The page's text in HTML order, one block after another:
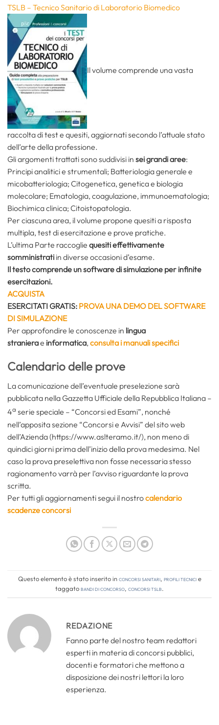
TSLB – Tecnico Sanitario di Laboratorio Biomedico
Il volume comprende una vasta
raccolta di test e quesiti, aggiornati secondo l’attuale stato
dell’arte della professione.
Gli argomenti trattati sono suddivisi in sei grandi aree:
Principi analitici e strumentali; Batteriologia generale e
micobatteriologia; Citogenetica, genetica e biologia
molecolare; Ematologia, coagulazione, immunoematologia;
Biochimica clinica; Citoistopatologia.
Per ciascuna area, il volume propone quesiti a risposta
multipla, test di esercitazione e prove pratiche.
L’ultima Parte raccoglie quesiti effettivamente
somministrati in diverse occasioni d’esame.
Il testo comprende un software di simulazione per infinite
esercitazioni.
ACQUISTA
ESERCITATI GRATIS: PROVA UNA DEMO DEL SOFTWARE
DI SIMULAZIONE
Per approfondire le conoscenze in lingua
stranierae informatica, consulta i manuali specifici
Calendario delle prove
La comunicazione dell’eventuale preselezione sarà
pubblicata nella Gazzetta Ufficiale della Repubblica Italiana –
4a serie speciale – “Concorsi ed Esami”, nonché
nell’apposita sezione “Concorsi e Avvisi” del sito web
dell’Azienda (https://www.aslteramo.it/), non meno di
quindici giorni prima dell’inizio della prova medesima. Nel
caso la prova preselettiva non fosse necessaria stesso
ragionamento varrà per l’avviso riguardante la prova
scritta.
Per tutti gli aggiornamenti segui il nostrocalendario
scadenze concorsi
Questo elemento è stato inserito inConcorsi Sanitari, Profili tecnicie
taggatobandi di concorso, concorsi tslb.
REDAZIONE
Fanno parte del nostro team redattori
esperti in materia di concorsi pubblici,
docenti e formatori che mettono a
disposizione dei nostri lettori la loro
esperienza.